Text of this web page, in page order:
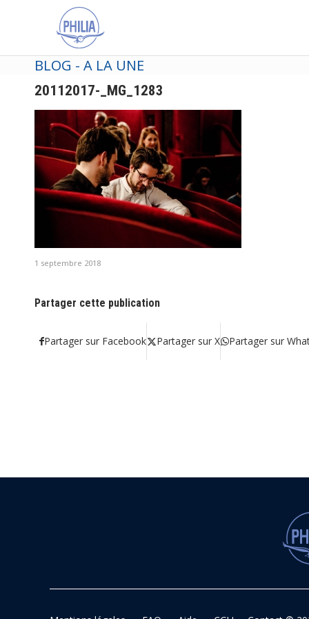
BLOG - A LA UNE
20112017-_MG_1283
1 septembre 2018
Partager cette publication
Partager sur Facebook Partager sur X Partager sur